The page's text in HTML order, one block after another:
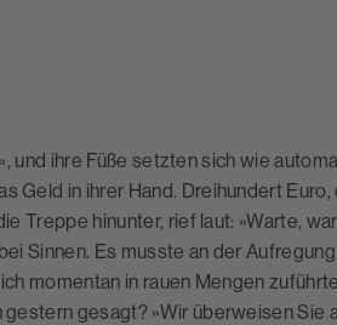
und ihre Füße setzten sich wie
Geld in ihrer Hand. Dreihundert Euro,
Treppe hinunter, rief laut: »Warte,
Sinnen. Es musste an der
momentan in rauen Mengen
gesagt? »Wir überweisen Sie